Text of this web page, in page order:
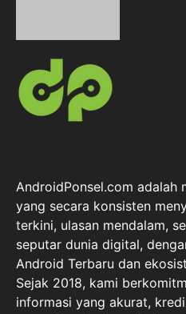
AndroidPonsel.com adalah
yang secara konsisten
terkini, ulasan mendalam,
seputar dunia digital,
Android Terbaru dan
Sejak 2018, kami
informasi yang akurat,